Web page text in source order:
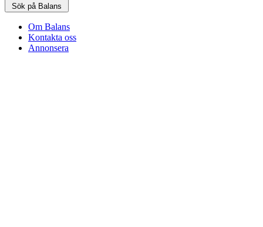
Sök på Balans
Om Balans
Kontakta oss
Annonsera